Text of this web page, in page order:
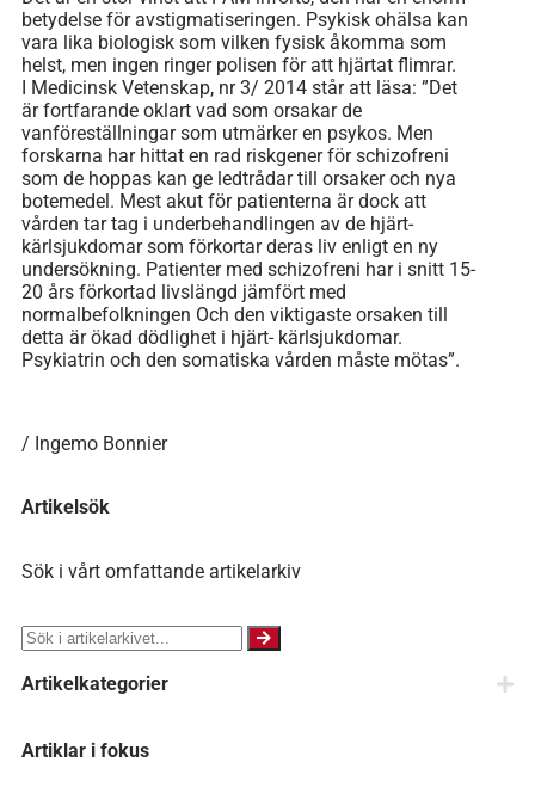
betydelse för avstigmatiseringen. Psykisk ohälsa kan
vara lika biologisk som vilken fysisk åkomma som
helst, men ingen ringer polisen för att hjärtat flimrar.
I Medicinsk Vetenskap, nr 3/ 2014 står att läsa: ”Det
är fortfarande oklart vad som orsakar de
vanföreställningar som utmärker en psykos. Men
forskarna har hittat en rad riskgener för schizofreni
som de hoppas kan ge ledtrådar till orsaker och nya
botemedel. Mest akut för patienterna är dock att
vården tar tag i underbehandlingen av de hjärt-
kärlsjukdomar som förkortar deras liv enligt en ny
undersökning. Patienter med schizofreni har i snitt 15-
20 års förkortad livslängd jämfört med
normalbefolkningen Och den viktigaste orsaken till
detta är ökad dödlighet i hjärt- kärlsjukdomar.
Psykiatrin och den somatiska vården måste mötas”.
/ Ingemo Bonnier
Artikelsök
Sök i vårt omfattande artikelarkiv
Artikelkategorier
Artiklar i fokus